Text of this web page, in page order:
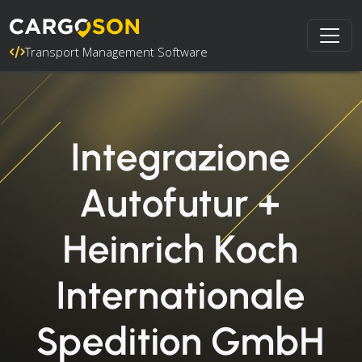
Transport Management Software
Integrazione
Autofutur +
Heinrich Koch
Internationale
Spedition GmbH